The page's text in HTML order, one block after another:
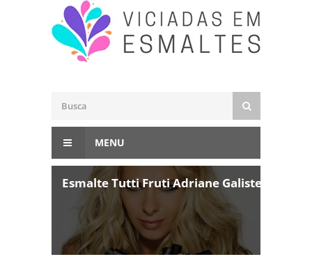
MENU
Esmalte Tutti Fruti Adriane Galisteu